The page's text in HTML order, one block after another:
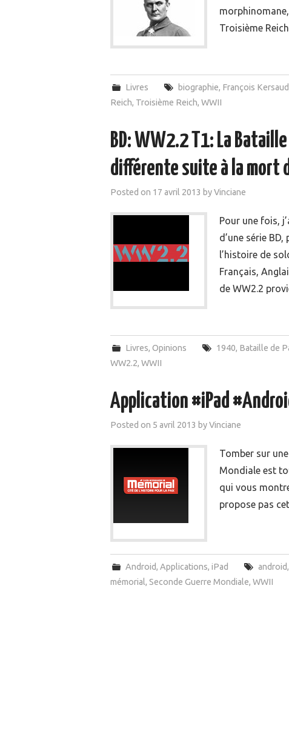
Troisième
Livres biographie, François
Reich, Troisième Reich, WWII
BD: WW2.2 T1: La
différente suite à la mort
Posted on 17 avril 2013 byVinciane
Pour une fois,
d’une série
l’histoire de
Français,
de WW2.2
Livres,Opinions 1940, Bataille de
WW2.2, WWII
Application #iPad
Posted on 5 avril 2013 byVinciane
Tomber sur
Mondiale est
qui vous
propose pas
Android,Applications,iPad android,
mémorial, Seconde Guerre Mondiale, WWII